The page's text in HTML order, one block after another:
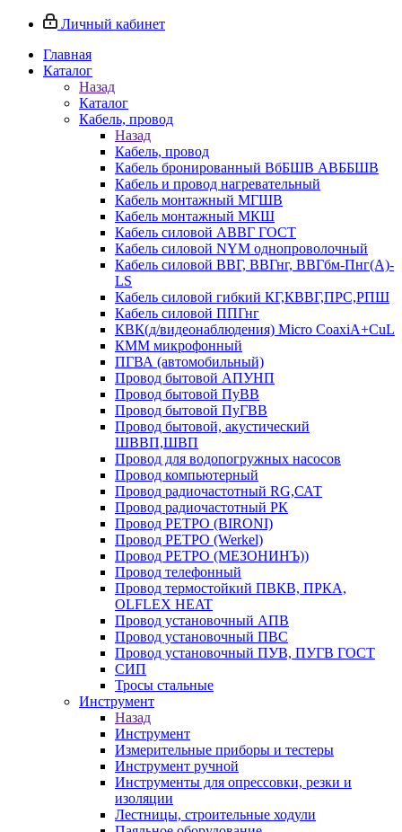
Личный кабинет
Главная
Каталог
Назад
Каталог
Кабель, провод
Назад
Кабель, провод
Кабель бронированный ВбБШВ АВББШВ
Кабель и провод нагревательный
Кабель монтажный МГШВ
Кабель монтажный МКШ
Кабель силовой АВВГ ГОСТ
Кабель силовой NYM однопроволочный
Кабель силовой ВВГ, ВВГнг, ВВГбм-Пнг(А)-
LS
Кабель силовой гибкий КГ,КВВГ,ПРС,РПШ
Кабель силовой ППГнг
КВК(д/видеонаблюдения) Micro CoaxiA+CuL
КММ микрофонный
ПГВА (автомобильный)
Провод бытовой АПУНП
Провод бытовой ПуВВ
Провод бытовой ПуГВВ
Провод бытовой, акустический
ШВВП,ШВП
Провод для водопогружных насосов
Провод компьютерный
Провод радиочастотный RG,САТ
Провод радиочастотный РК
Провод РЕТРО (BIRONI)
Провод РЕТРО (Werkel)
Провод РЕТРО (МЕЗОНИНЪ))
Провод телефонный
Провод термостойкий ПВКВ, ПРКА,
OLFLEX HEAT
Провод установочный АПВ
Провод установочный ПВС
Провод установочный ПУВ, ПУГВ ГОСТ
СИП
Тросы стальные
Инструмент
Назад
Инструмент
Измерительные приборы и тестеры
Инструмент ручной
Инструменты для опрессовки, резки и
изоляции
Лестницы, строительные ходули